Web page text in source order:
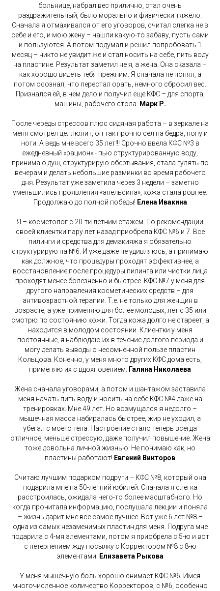
больнице, набрал вес прилично, стал очень
раздражительный, было морально и физически тяжело.
Сначала я отмахивался от его уговоров, считал слегка не в
себе и его, и мою жену – нашли какую-то забаву, пусть сами
и пользуются. А потом подумал и решил попробовать 1
месяц – никто не увидит же и стал носить на себе, пить воду
на пластине. Результат заметил не я, а жена. Она сказала –
как хорошо видеть тебя прежним. Я сначала не понял, а
потом осознал, что перестал орать, немного сбросил вес.
Признался ей, в чем дело и получил еще КФС – для спорта,
машины, рабочего стола.
Марк Р.
После череды стрессов плюс сидячая работа – в зеркале на
меня смотрел целлюлит, он так прочно сел на бедра, попу и
ноги. А ведь мне всего 35 лет!!! Срочно ввела КФС №3 в
ежедневный «рацион» - пью структурированную воду,
принимаю душ, структурирую обертывания, стала гулять по
вечерам и делать небольшие разминки во время рабочего
дня. Результат уже заметила через 3 недели – заметно
уменьшились проявления «апельсина», кожа стала ровнее.
Продолжаю до полной победы! Елена Ивакина
Я – косметолог с 20-ти летним стажем. По рекомендации
своей клиентки пару лет назад приобрела КФС №6 и 7. Все
пилинги и средства для демакияжа я обязательно
структурирую на №6. И уже даже не удивляюсь, а принимаю
как должное, что процедуры проходят эффективнее, а
восстановление после процедуры пилинга или чистки лица
проходят менее болезненно и быстрее. КФС №7 у меня для
другого направления косметических средств – для
антивозрастной терапии. Т.е. не только для женщин в
возрасте, а уже применяю для более молодых, лет с 35 или
смотрю по состоянию кожи. Тогда кожа долго не стареет, а
находится в молодом состоянии. Клиентки у меня
постоянные, я наблюдаю их в течение долгого периода и
могу делать выводы о несомненной пользе пластин
Кольцова. Конечно, у меня много других КФС дома есть,
применяю их с вдохновением.
Галина Николаева
Жена сначала уговорами, а потом и шантажом заставила
меня начать пить воду и носить на себе КФС №4 даже на
тренировках. Мне 49 лет. Но возмущался я недолго –
мышечная масса набиралась быстрее, жир не уходил, а
убегал с моего тела. Настроение стало теперь всегда
отличное, меньше стрессую, даже получил повышение. Жена
тоже довольна личной жизнью. Не понимаю как, но
пластины работают! Евгений Викторов
Считаю лучшим подарком подруги – КФС №8, который она
подарила мне на 50-летний юбилей. Сначала я слегка
расстроилась, ожидала чего-то более масштабного. Но
когда прочитала информацию, послушала лекции и поняла
– жизнь дарит мне все самое лучшее. Вот уже 6 лет №8 –
одна из самых незаменимых пластин для меня. Подруга мне
подарила с 4-мя элементами, потом я приобрела с 5-ю и вот
с нетерпением жду посылку с Корректором №8 с 8-ю
элементами! Елизавета Рыкова
У меня мышечную боль хорошо снимает КФС №6. Имея
многочисленное количество Корректоров, с №6, особенно